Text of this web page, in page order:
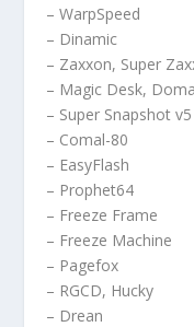
– WarpSpeed
– Dinamic
– Zaxxon, Super
– Magic Desk,
– Super Snapshot v5
– Comal-80
– EasyFlash
– Prophet64
– Freeze Frame
– Freeze Machine
– Pagefox
– RGCD, Hucky
– Drean